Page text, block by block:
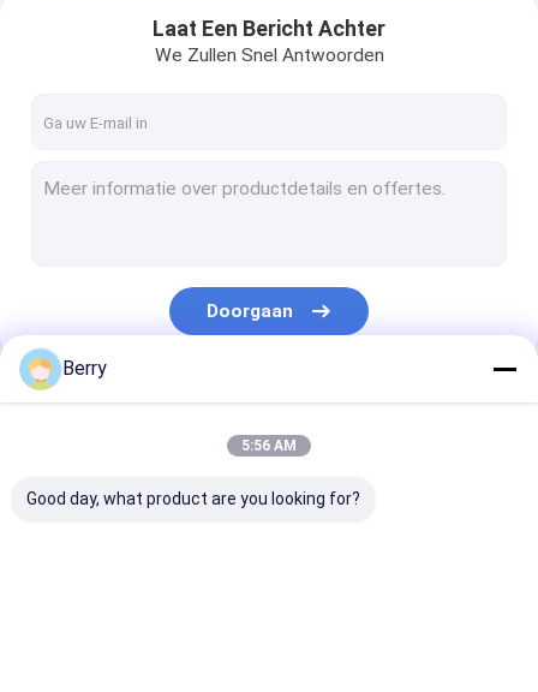
Vertrekbare vensterluiken
Vertrekbare dakluizen
Het Zeil van de zonschaduw
Kits voor pergola's
Het volledige cassette afbaarden
Laat Een Bericht Achter
We Zullen Snel Antwoorden
Doorgaan
Onze Categorieën
Berry
5:56 AM
Good day, what product are you looking for?